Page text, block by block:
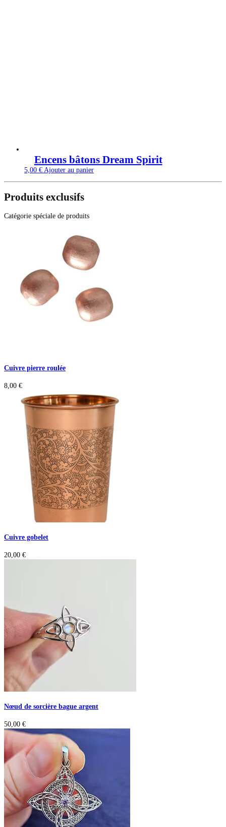
Encens bâtons Dream Spirit
5,00 € Ajouter au panier
Produits exclusifs
Catégorie spéciale de produits
Cuivre pierre roulée
8,00 €
Cuivre gobelet
20,00 €
Nœud de sorcière bague argent
50,00 €